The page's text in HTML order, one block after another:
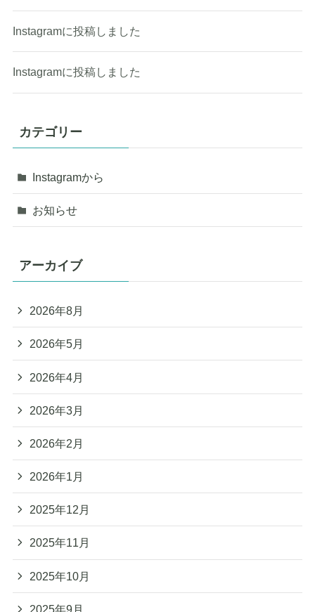
Instagramに投稿しました
Instagramに投稿しました
カテゴリー
Instagramから
お知らせ
アーカイブ
2026年8月
2026年5月
2026年4月
2026年3月
2026年2月
2026年1月
2025年12月
2025年11月
2025年10月
2025年9月